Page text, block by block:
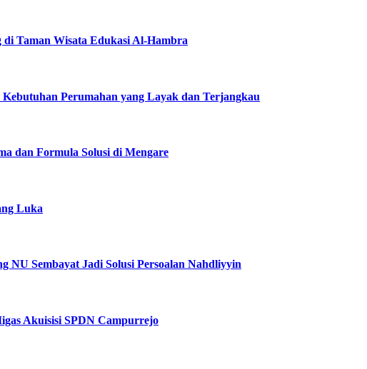
Taman Wisata Edukasi Al-Hambra
Perumahan yang Layak dan Terjangkau
dan Formula Solusi di Mengare
Luka
NU Sembayat Jadi Solusi Persoalan Nahdliyyin
Akuisisi SPDN Campurrejo